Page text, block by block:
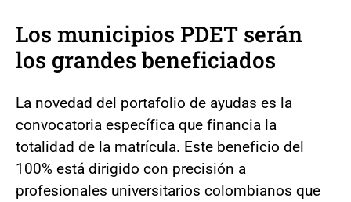
Los municipios PDET serán
los grandes beneficiados
La novedad del portafolio de ayudas es la
convocatoria específica que financia la
totalidad de la matrícula. Este beneficio del
100% está dirigido con precisión a
profesionales universitarios colombianos que